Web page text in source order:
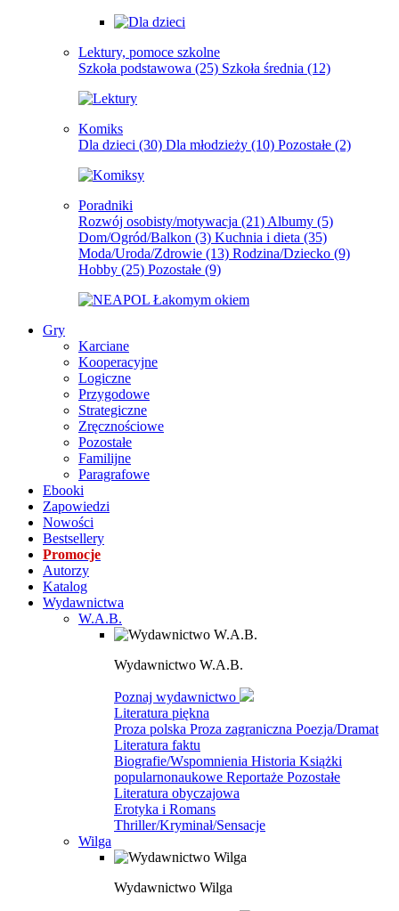
Lektury, pomoce szkolne
Szkoła podstawowa (25) Szkoła średnia (12)
Komiks
Dla dzieci (30) Dla młodzieży (10) Pozostałe (2)
Poradniki
Rozwój osobisty/motywacja (21) Albumy (5)
Dom/Ogród/Balkon (3) Kuchnia i dieta (35)
Moda/Uroda/Zdrowie (13) Rodzina/Dziecko (9)
Hobby (25) Pozostałe (9)
Gry
Karciane
Kooperacyjne
Logiczne
Przygodowe
Strategiczne
Zręcznościowe
Pozostałe
Familijne
Paragrafowe
Ebooki
Zapowiedzi
Nowości
Bestsellery
Promocje
Autorzy
Katalog
Wydawnictwa
W.A.B.
Wydawnictwo W.A.B.
Poznaj wydawnictwo
Literatura piękna
Proza polska Proza zagraniczna Poezja/Dramat
Literatura faktu
Biografie/Wspomnienia Historia Książki
popularnonaukowe Reportaże Pozostałe
Literatura obyczajowa
Erotyka i Romans
Thriller/Kryminał/Sensacje
Wilga
Wydawnictwo Wilga